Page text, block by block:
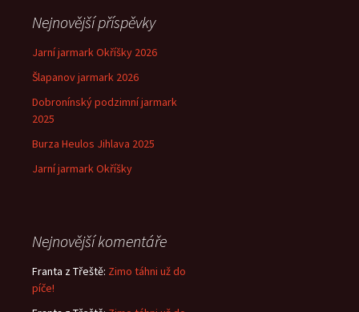
Nejnovější příspěvky
Jarní jarmark Okříšky 2026
Šlapanov jarmark 2026
Dobronínský podzimní jarmark
2025
Burza Heulos Jihlava 2025
Jarní jarmark Okříšky
Nejnovější komentáře
Franta z Třeště: Zimo táhni už do
píče!